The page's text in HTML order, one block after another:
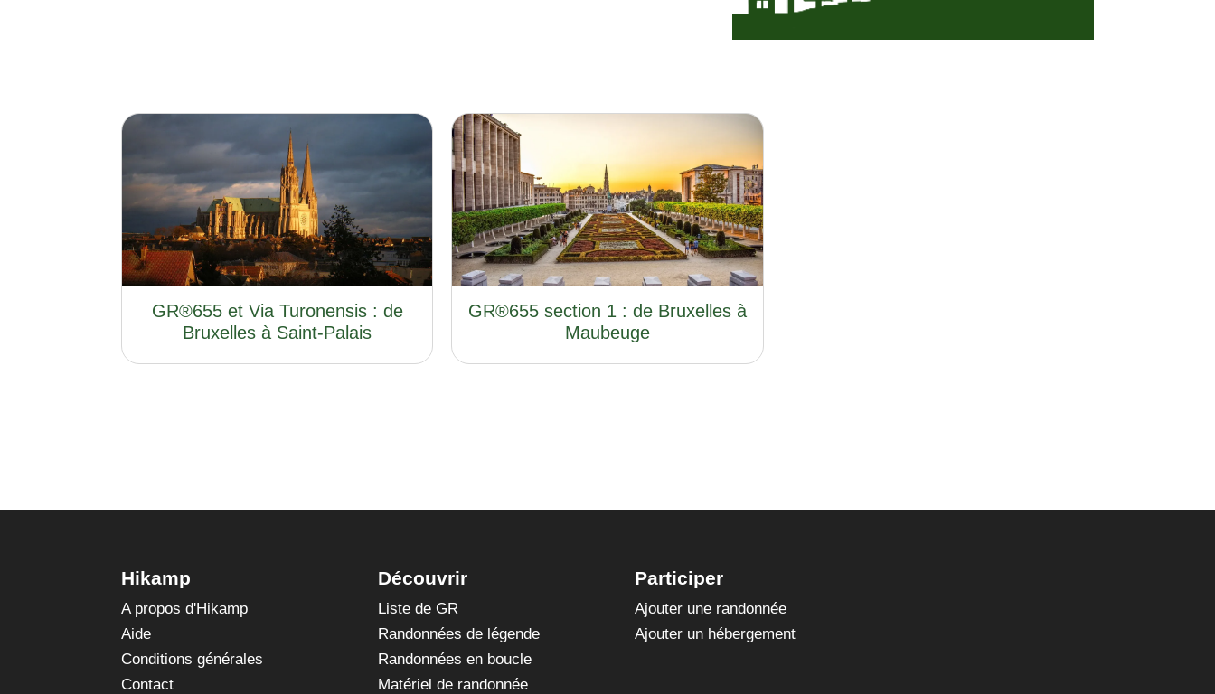
GR®655 et Via Turonensis : de
Bruxelles à Saint-Palais
GR®655 section 1 : de Bruxelles à
Maubeuge
Hikamp
A propos d'Hikamp
Aide
Conditions générales
Contact
Découvrir
Liste de GR
Randonnées de légende
Randonnées en boucle
Matériel de randonnée
Participer
Ajouter une randonnée
Ajouter un hébergement